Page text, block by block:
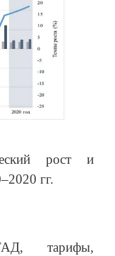
рост и
гг.
тарифы,